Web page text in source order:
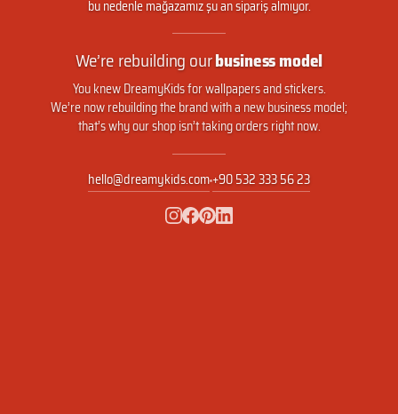
bu nedenle mağazamız şu an sipariş almıyor.
We’re rebuilding ourbusiness model
You knew DreamyKids for wallpapers and stickers.
We’re now rebuilding the brand with a new business model;
that’s why our shop isn’t taking orders right now.
hello@dreamykids.com+90 532 333 56 23